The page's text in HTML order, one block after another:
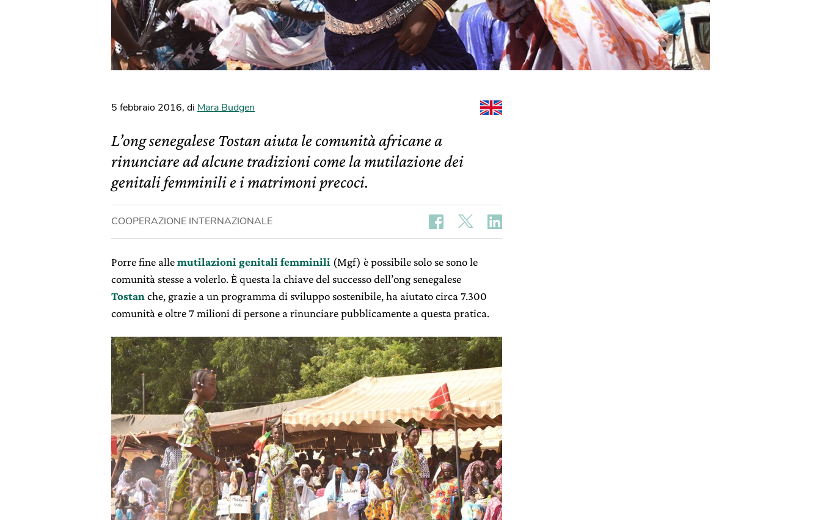
5 febbraio 2016, di Mara Budgen
L’ong senegalese Tostan aiuta le comunità africane a
rinunciare ad alcune tradizioni come la mutilazione dei
genitali femminili e i matrimoni precoci.
COOPERAZIONE INTERNAZIONALE
Porre fine allemutilazioni genitali femminili (Mgf) è possibile solo se sono le
comunità stesse a volerlo. È questa la chiave del successo dell’ong senegalese
Tostan che, grazie a un programma di sviluppo sostenibile, ha aiutato circa 7.300
comunità e oltre 7 milioni di persone a rinunciare pubblicamente a questa pratica.